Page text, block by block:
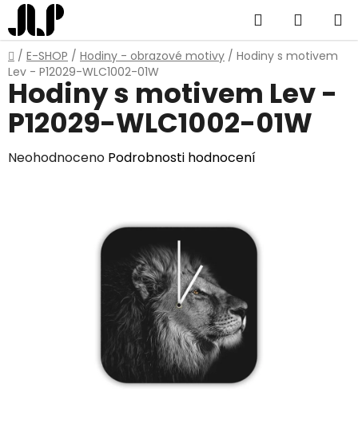
Přejít
na
obsah
Hledat
KOŠÍK
Domů
/ E-SHOP / Hodiny - obrazové motivy / Hodiny s motivem
Lev - P12029-WLC1002-01W
Hodiny s motivem Lev -
P12029-WLC1002-01W
Průměrné
Neohodnoceno Podrobnosti hodnocení